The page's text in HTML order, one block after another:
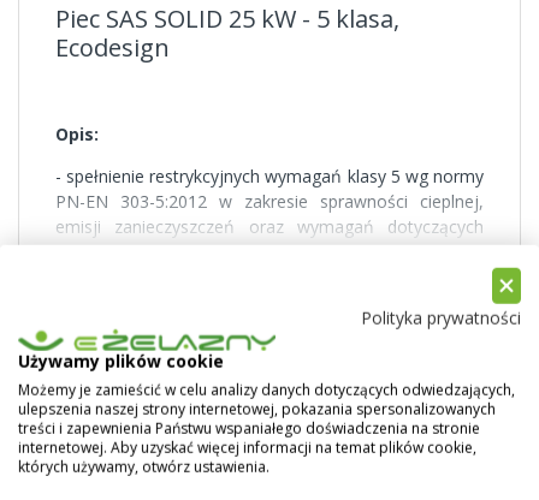
Piec SAS SOLID 25 kW - 5 klasa,
Ecodesign
Opis:
- spełnienie restrykcyjnych wymagań klasy 5 wg normy
PN-EN 303-5:2012 w zakresie sprawności cieplnej,
emisji zanieczyszczeń oraz wymagań dotyczących
Laboratorium Badawcze Kotłów i Urządzeń
Grzewczych w Łodzi, potwierdzone Świadectwem z
badań Nr 02/32/39/15-LG
- możliwość udziału w programach dofinansowania
zakupu kotła
- rozbudowany wymiennik ciepła z elementami
Polityka prywatności
Używamy plików cookie
Możemy je zamieścić w celu analizy danych dotyczących odwiedzających,
ulepszenia naszej strony internetowej, pokazania spersonalizowanych
treści i zapewnienia Państwu wspaniałego doświadczenia na stronie
internetowej. Aby uzyskać więcej informacji na temat plików cookie,
których używamy, otwórz ustawienia.